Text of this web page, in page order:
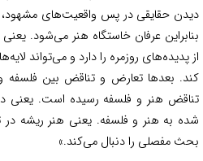
حقایقی در پس واقعیت‌های مشهود،
عرفان خاستگاه هنر می‌شود. یعنی
پدیده‌های روزمره را دارد و می‌تواند
بعدها تعارض و تناقض بین فلسفه و
هنر و فلسفه رسیده است. یعنی
به هنر و فلسفه. یعنی هنر ریشه در
مفصلی را دنبال می‌کند.»